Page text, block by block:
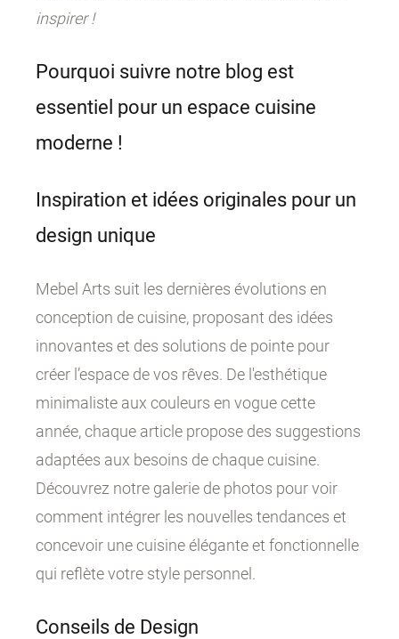
inspirer !
Pourquoi suivre notre blog est
essentiel pour un espace cuisine
moderne !
Inspiration et idées originales pour un
design unique
Mebel Arts suit les dernières évolutions en
conception de cuisine, proposant des idées
innovantes et des solutions de pointe pour
créer l’espace de vos rêves. De l'esthétique
minimaliste aux couleurs en vogue cette
année, chaque article propose des suggestions
adaptées aux besoins de chaque cuisine.
Découvrez notre galerie de photos pour voir
comment intégrer les nouvelles tendances et
concevoir une cuisine élégante et fonctionnelle
qui reflète votre style personnel.
Conseils de Design